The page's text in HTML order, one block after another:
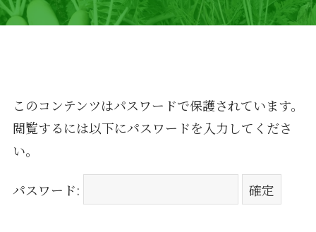
このコンテンツはパスワードで保護されています。
閲覧するには以下にパスワードを入力してくださ
い。
パスワード: